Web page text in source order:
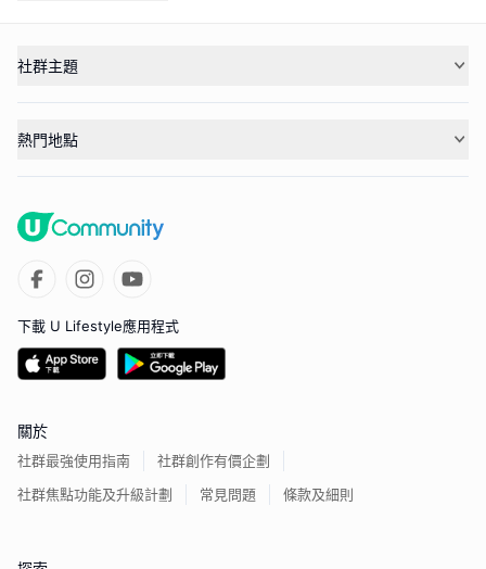
社群主題
熱門地點
下載 U Lifestyle應用程式
關於
社群最強使用指南
社群創作有價企劃
社群焦點功能及升級計劃
常見問題 條款及細則